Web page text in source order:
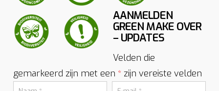
AANMELDEN
GREEN MAKE OVER
– UPDATES
Velden die
gemarkeerd zijn met een *zijn vereiste velden